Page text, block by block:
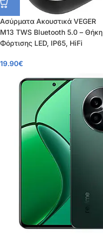
Ασύρματα Ακουστικά VEGER
M13 TWS Bluetooth 5.0 – Θήκη
Φόρτισης LED, IP65, HiFi
19.90€